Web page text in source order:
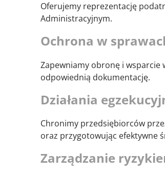
Oferujemy reprezentację
Administracyjnym.
Ochrona w
Zapewniamy obronę i wsparcie
odpowiednią dokumentację.
Działania
Chronimy przedsiębiorców
oraz przygotowując efektywne
Zarządzanie